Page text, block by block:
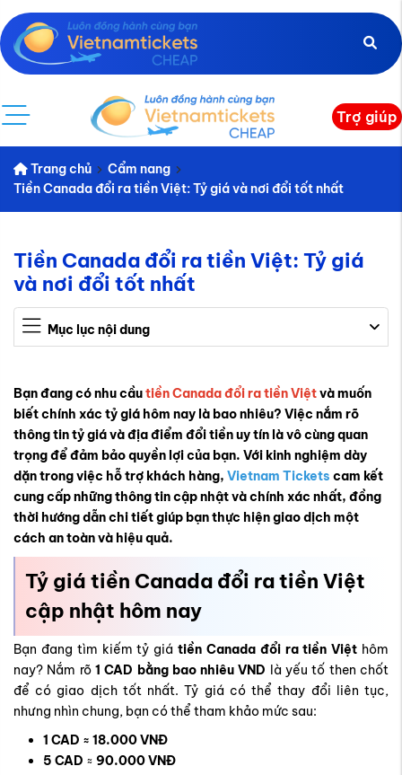
Trợ giúp
Trang chủ
Cẩm nang
Tiền Canada đổi ra tiền Việt: Tỷ giá và nơi đổi tốt nhất
Tiền Canada đổi ra tiền Việt: Tỷ giá
và nơi đổi tốt nhất
Mục lục nội dung
Bạn đang có nhu cầutiền Canada đổi ra tiền Việtvà muốn
biết chính xác tỷ giá hôm nay là bao nhiêu? Việc nắm rõ
thông tin tỷ giá và địa điểm đổi tiền uy tín là vô cùng quan
trọng để đảm bảo quyền lợi của bạn. Với kinh nghiệm dày
dặn trong việc hỗ trợ khách hàng, Vietnam Tickets cam kết
cung cấp những thông tin cập nhật và chính xác nhất, đồng
thời hướng dẫn chi tiết giúp bạn thực hiện giao dịch một
cách an toàn và hiệu quả.
Tỷ giá tiền Canada đổi ra tiền Việt
cập nhật hôm nay
Bạn đang tìm kiếm tỷ giá tiền Canada đổi ra tiền Việt hôm
nay? Nắm rõ 1 CAD bằng bao nhiêu VND là yếu tố then chốt
để có giao dịch tốt nhất. Tỷ giá có thể thay đổi liên tục,
nhưng nhìn chung, bạn có thể tham khảo mức sau:
1 CAD ≈ 18.000 VNĐ
5 CAD ≈ 90.000 VNĐ